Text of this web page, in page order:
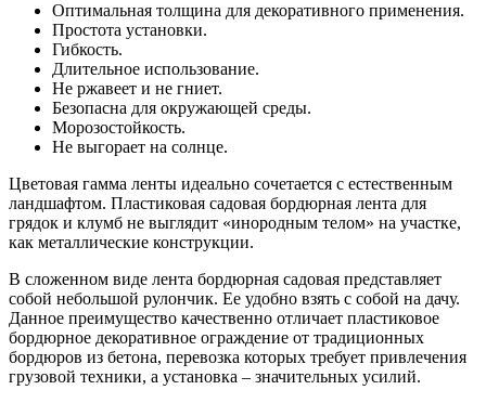
Оптимальная толщина для декоративного применения.
Простота установки.
Гибкость.
Длительное использование.
Не ржавеет и не гниет.
Безопасна для окружающей среды.
Морозостойкость.
Не выгорает на солнце.
Цветовая гамма ленты идеально сочетается с естественным
ландшафтом. Пластиковая садовая бордюрная лента для
грядок и клумб не выглядит «инородным телом» на участке,
как металлические конструкции.
В сложенном виде лента бордюрная садовая представляет
собой небольшой рулончик. Ее удобно взять с собой на дачу.
Данное преимущество качественно отличает пластиковое
бордюрное декоративное ограждение от традиционных
бордюров из бетона, перевозка которых требует привлечения
грузовой техники, а установка – значительных усилий.